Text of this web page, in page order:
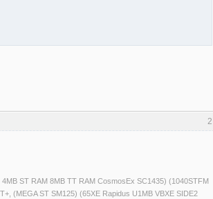
2
ST RAM 8MB TT RAM CosmosEx SC1435) (1040STFM
(MEGA ST SM125) (65XE Rapidus U1MB VBXE SIDE2